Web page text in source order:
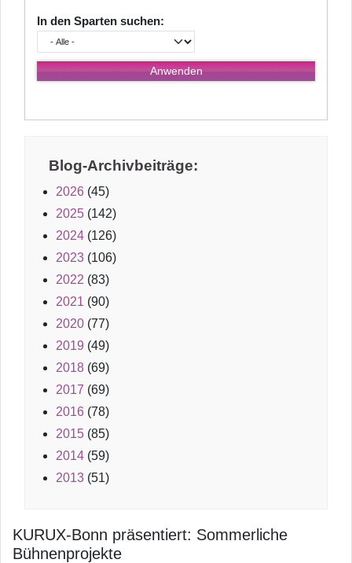
In den Sparten suchen:
Blog-Archivbeiträge:
2026 (45)
2025 (142)
2024 (126)
2023 (106)
2022 (83)
2021 (90)
2020 (77)
2019 (49)
2018 (69)
2017 (69)
2016 (78)
2015 (85)
2014 (59)
2013 (51)
KURUX-Bonn präsentiert: Sommerliche
Bühnenprojekte